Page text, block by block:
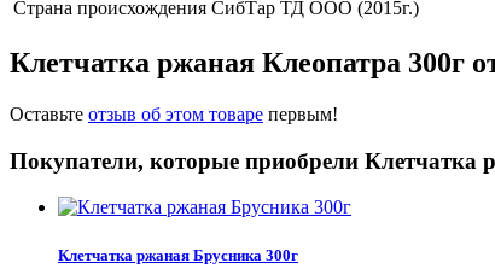
Страна происхождения СибТар ТД ООО (2015г.)
Клетчатка ржаная Клеопатра 300г
Оставьте отзыв об этом товаре первым!
Покупатели, которые приобрели Клетчатка
Клетчатка ржаная Брусника 300г